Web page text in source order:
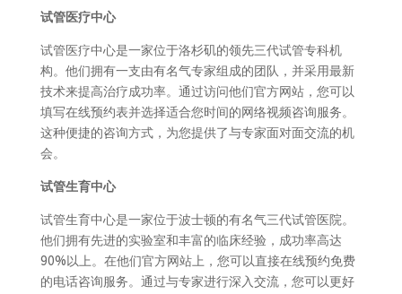
试管医疗中心
试管医疗中心是一家位于洛杉矶的领先三代试管专科机
构。他们拥有一支由有名气专家组成的团队，并采用最新
技术来提高治疗成功率。通过访问他们官方网站，您可以
填写在线预约表并选择适合您时间的网络视频咨询服务。
这种便捷的咨询方式，为您提供了与专家面对面交流的机
会。
试管生育中心
试管生育中心是一家位于波士顿的有名气三代试管医院。
他们拥有先进的实验室和丰富的临床经验，成功率高达
90%以上。在他们官方网站上，您可以直接在线预约免费
的电话咨询服务。通过与专家进行深入交流，您可以更好